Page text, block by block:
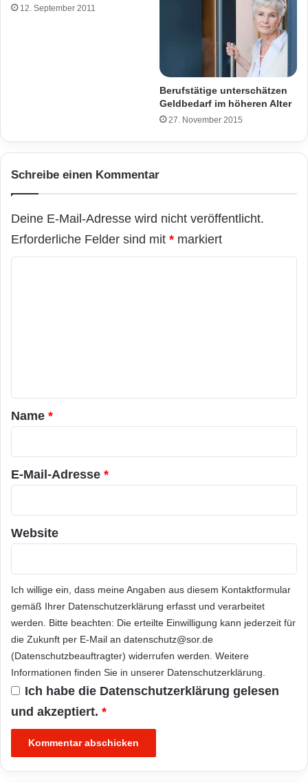
12. September 2011
Berufstätige unterschätzen
Geldbedarf im höheren Alter
27. November 2015
Schreibe einen Kommentar
Deine E-Mail-Adresse wird nicht veröffentlicht.
Erforderliche Felder sind mit * markiert
a
r
*
Name *
E-Mail-Adresse *
Website
Ich willige ein, dass meine Angaben aus diesem Kontaktformular
gemäß Ihrer Datenschutzerklärung erfasst und verarbeitet
werden. Bitte beachten: Die erteilte Einwilligung kann jederzeit für
die Zukunft per E-Mail an datenschutz@sor.de
(Datenschutzbeauftragter) widerrufen werden. Weitere
Informationen finden Sie in unserer Datenschutzerklärung
Ich habe die Datenschutzerklärung gelesen
und akzeptiert. *